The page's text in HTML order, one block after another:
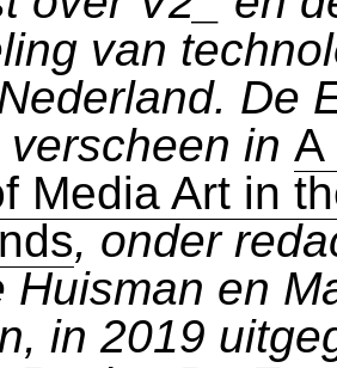
van
De
in A
Media Art in
, onder
Huisman en
in 2019